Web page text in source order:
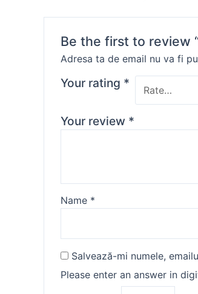
Be the first to review
Adresa ta de email nu va fi
Your rating *
Your review *
Name *
Salvează-mi numele,
Please enter an answer in